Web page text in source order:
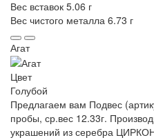
Вес вставок 5.06 г
Вес чистого металла 6.73 г
Агат
Цвет
Голубой
Предлагаем вам Подвес
пробы, ср.вес 12.33г.
украшений из серебра